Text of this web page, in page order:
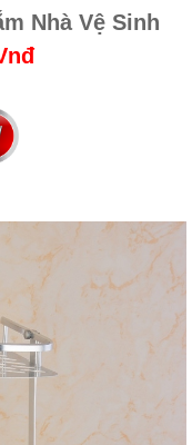
Nhà Vệ Sinh